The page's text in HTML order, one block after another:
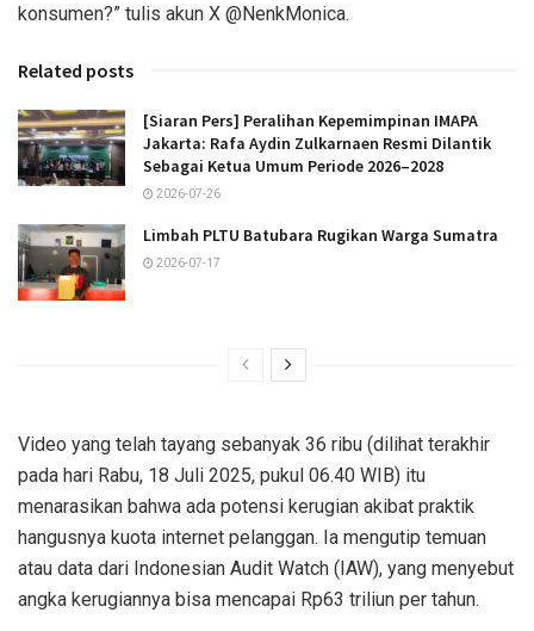
konsumen?” tulis akun X @NenkMonica.
Related posts
[Siaran Pers] Peralihan Kepemimpinan IMAPA
Jakarta: Rafa Aydin Zulkarnaen Resmi Dilantik
Sebagai Ketua Umum Periode 2026–2028
2026-07-26
Limbah PLTU Batubara Rugikan Warga Sumatra
2026-07-17
Video yang telah tayang sebanyak 36 ribu (dilihat terakhir
pada hari Rabu, 18 Juli 2025, pukul 06.40 WIB) itu
menarasikan bahwa ada potensi kerugian akibat praktik
hangusnya kuota internet pelanggan. Ia mengutip temuan
atau data dari Indonesian Audit Watch (IAW), yang menyebut
angka kerugiannya bisa mencapai Rp63 triliun per tahun.